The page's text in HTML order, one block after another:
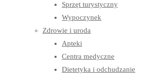
Sprzęt turystyczny
Wypoczynek
Zdrowie i uroda
Apteki
Centra medyczne
Dietetyka i odchudzanie